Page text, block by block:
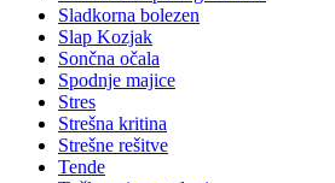
Sladkorna bolezen
Slap Kozjak
Sončna očala
Spodnje majice
Stres
Strešna kritina
Strešne rešitve
Tende